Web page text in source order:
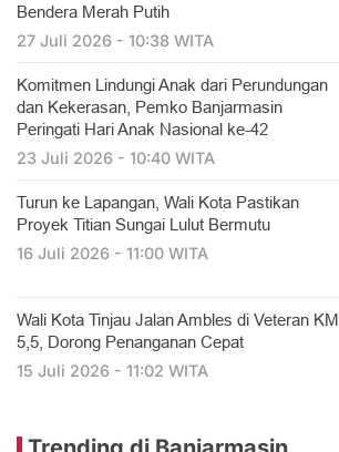
Bendera Merah Putih
27 Juli 2026 - 10:38 WITA
Komitmen Lindungi Anak dari Perundungan
dan Kekerasan, Pemko Banjarmasin
Peringati Hari Anak Nasional ke-42
23 Juli 2026 - 10:40 WITA
Turun ke Lapangan, Wali Kota Pastikan
Proyek Titian Sungai Lulut Bermutu
16 Juli 2026 - 11:00 WITA
​Wali Kota Tinjau Jalan Ambles di Veteran KM
5,5, Dorong Penanganan Cepat
15 Juli 2026 - 11:02 WITA